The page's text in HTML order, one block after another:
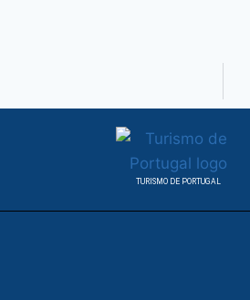
TURISMO DE PORTUGAL